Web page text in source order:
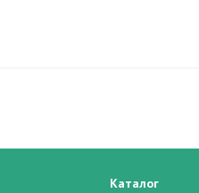
Каталог